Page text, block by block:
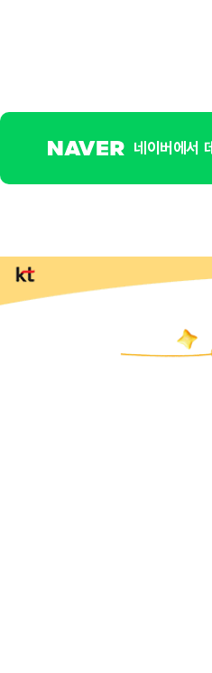
네이버에서